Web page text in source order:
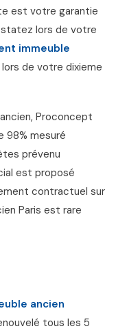
est votre garantie
lors de votre
immeuble
de votre dixieme
Proconcept
98% mesuré
prévenu
est proposé
contractuel sur
Paris est rare
ancien
tous les 5